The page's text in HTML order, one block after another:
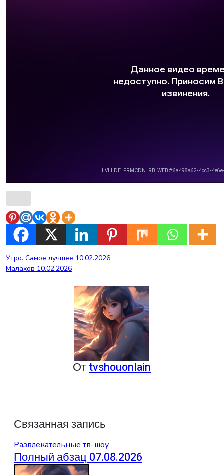
Навигация
по
Утро. Самое лучшее 10.02.2026
Малахов 10.02.2026
Отtvshouonlain
Связанная запись
Развлекательные тв-шоу
Полный абзац 07.08.2026